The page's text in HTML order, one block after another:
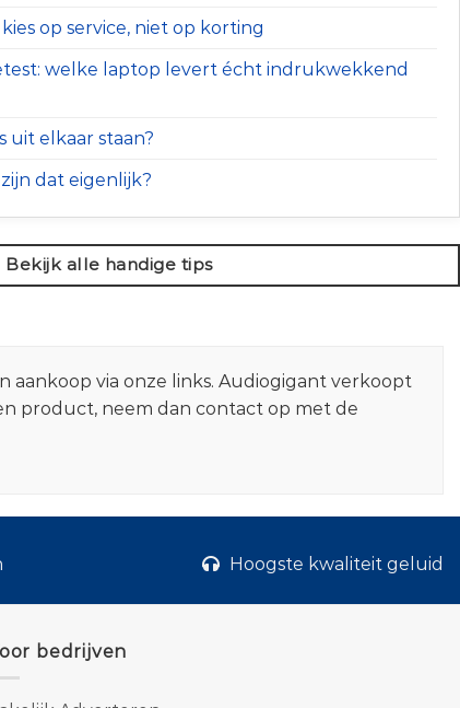
op service, niet op korting
welke laptop levert écht indrukwekkend
uit elkaar staan?
dat eigenlijk?
Bekijk alle handige tips
via onze links. Audiogigant verkoopt
product, neem dan contact op met de
Hoogste kwaliteit geluid
bedrijven